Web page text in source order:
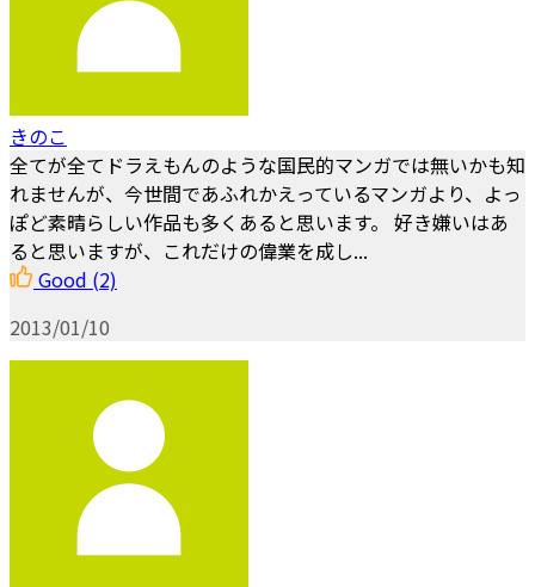
きのこ
全てが全てドラえもんのような国民的マンガでは無いかも知
れませんが、今世間であふれかえっているマンガより、よっ
ぽど素晴らしい作品も多くあると思います。 好き嫌いはあ
ると思いますが、これだけの偉業を成し...
Good (2)
2013/01/10